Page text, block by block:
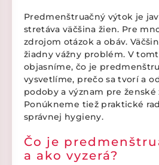
Predmenštruačný výtok je
stretáva väčšina žien. Pre
zdrojom otázok a obáv.
žiadny vážny problém. V
objasníme, čo je
vysvetlíme, prečo sa tvorí a
podoby a význam pre ženské
Ponúkneme tiež praktické
správnej hygieny.
Čo je
a ako vyzerá?